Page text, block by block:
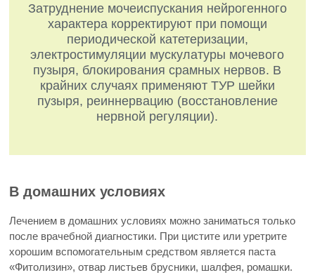
Затруднение мочеиспускания нейрогенного
характера корректируют при помощи
периодической катетеризации,
электростимуляции мускулатуры мочевого
пузыря, блокирования срамных нервов. В
крайних случаях применяют ТУР шейки
пузыря, реиннервацию (восстановление
нервной регуляции).
В домашних условиях
Лечением в домашних условиях можно заниматься только
после врачебной диагностики. При цистите или уретрите
хорошим вспомогательным средством является паста
«Фитолизин», отвар листьев брусники, шалфея, ромашки.